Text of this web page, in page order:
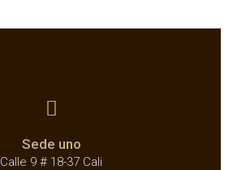
Sede uno
Calle 9 # 18-37 Cali